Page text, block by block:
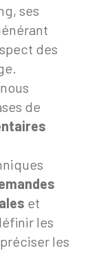
ses
des
de
et
les
les